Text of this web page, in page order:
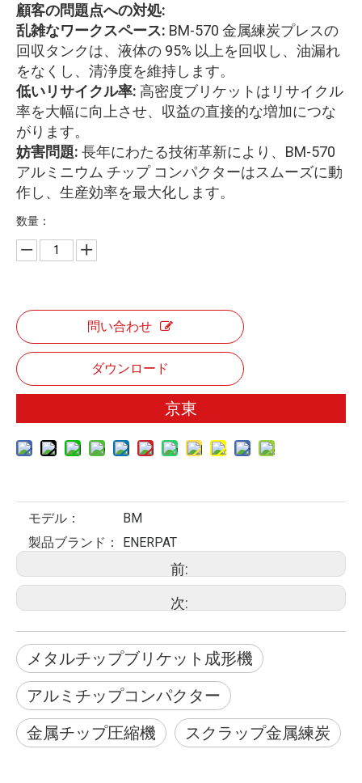
顧客の問題点への対処:
乱雑なワークスペース: BM-570 金属練炭プレスの
回収タンクは、液体の 95% 以上を回収し、油漏れ
をなくし、清浄度を維持します。
低いリサイクル率: 高密度ブリケットはリサイクル
率を大幅に向上させ、収益の直接的な増加につな
がります。
妨害問題: 長年にわたる技術革新により、BM-570
アルミニウム チップ コンパクターはスムーズに動
作し、生産効率を最大化します。
数量：
問い合わせ
ダウンロード
京東
モデル：
BM
製品ブランド：
ENERPAT
前:
次:
メタルチップブリケット成形機
アルミチップコンパクター
金属チップ圧縮機
スクラップ金属練炭